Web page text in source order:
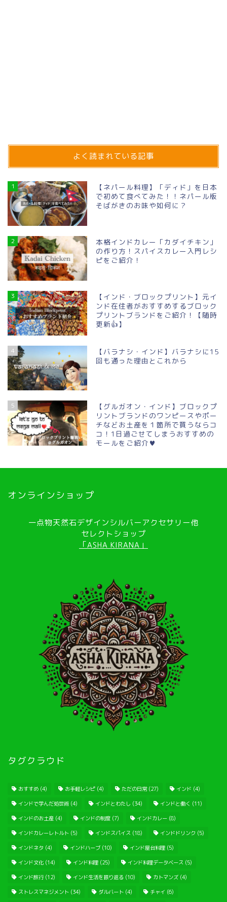
よく読まれている記事
1
【ネパール料理】「ディド」を日本
で初めて食べてみた！！ネパール版
そばがきのお味や如何に？
2
本格インドカレー「カダイチキン」
の作り方！スパイスカレー入門レシ
ピをご紹介！
3
【インド・ブロックプリント】元イ
ンド在住者がおすすめするブロック
プリントブランドをご紹介！【随時
更新👍】
4
【バラナシ・インド】バラナシに15
回も通った理由とこれから
5
【グルガオン・インド】ブロックプ
リントブランドのワンピースやポー
チなどお土産を１箇所で買うならコ
コ！1日過ごせてしまうおすすめの
モールをご紹介♥
オンラインショップ
一点物天然石デザインシルバーアクセサリー他
セレクトショップ
「ASHA KIRANA」
タグクラウド
おすすめ (4) お手軽レシピ (4) ただの日常(27) インド (4)
インドで学んだ処世術 (4) インドとわたし (34) インドと働く (11)
インドのお土産 (4) インドの制度 (7) インドカレー (8)
インドカレーレトルト (5) インドスパイス (18) インドドリンク (5)
インドネタ (4) インドハーブ (10) インド屋台料理 (5)
インド文化 (14) インド料理 (25) インド料理データベース (5)
インド旅行(12) インド生活を振り返る (10) カトマンズ (4)
ストレスマネジメント (34) ダルバート (4) チャイ (6)